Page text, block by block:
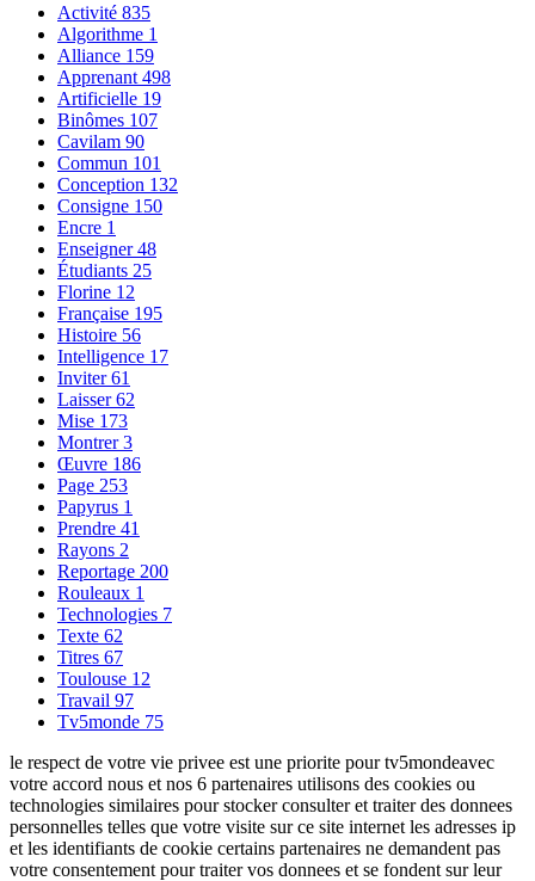
Activité 835
Algorithme 1
Alliance 159
Apprenant 498
Artificielle 19
Binômes 107
Cavilam 90
Commun 101
Conception 132
Consigne 150
Encre 1
Enseigner48
Étudiants 25
Florine 12
Française 195
Histoire 56
Intelligence 17
Inviter61
Laisser62
Mise 173
Montrer3
Œuvre 186
Page 253
Papyrus 1
Prendre 41
Rayons 2
Reportage 200
Rouleaux 1
Technologies 7
Texte 62
Titres 67
Toulouse 12
Travail 97
Tv5monde 75
le respect de votre vie privee est une priorite pour tv5mondeavec
votre accord nous et nos 6 partenaires utilisons des cookies ou
technologies similaires pour stocker consulter et traiter des donnees
personnelles telles que votre visite sur ce site internet les adresses ip
et les identifiants de cookie certains partenaires ne demandent pas
votre consentement pour traiter vos donnees et se fondent sur leur